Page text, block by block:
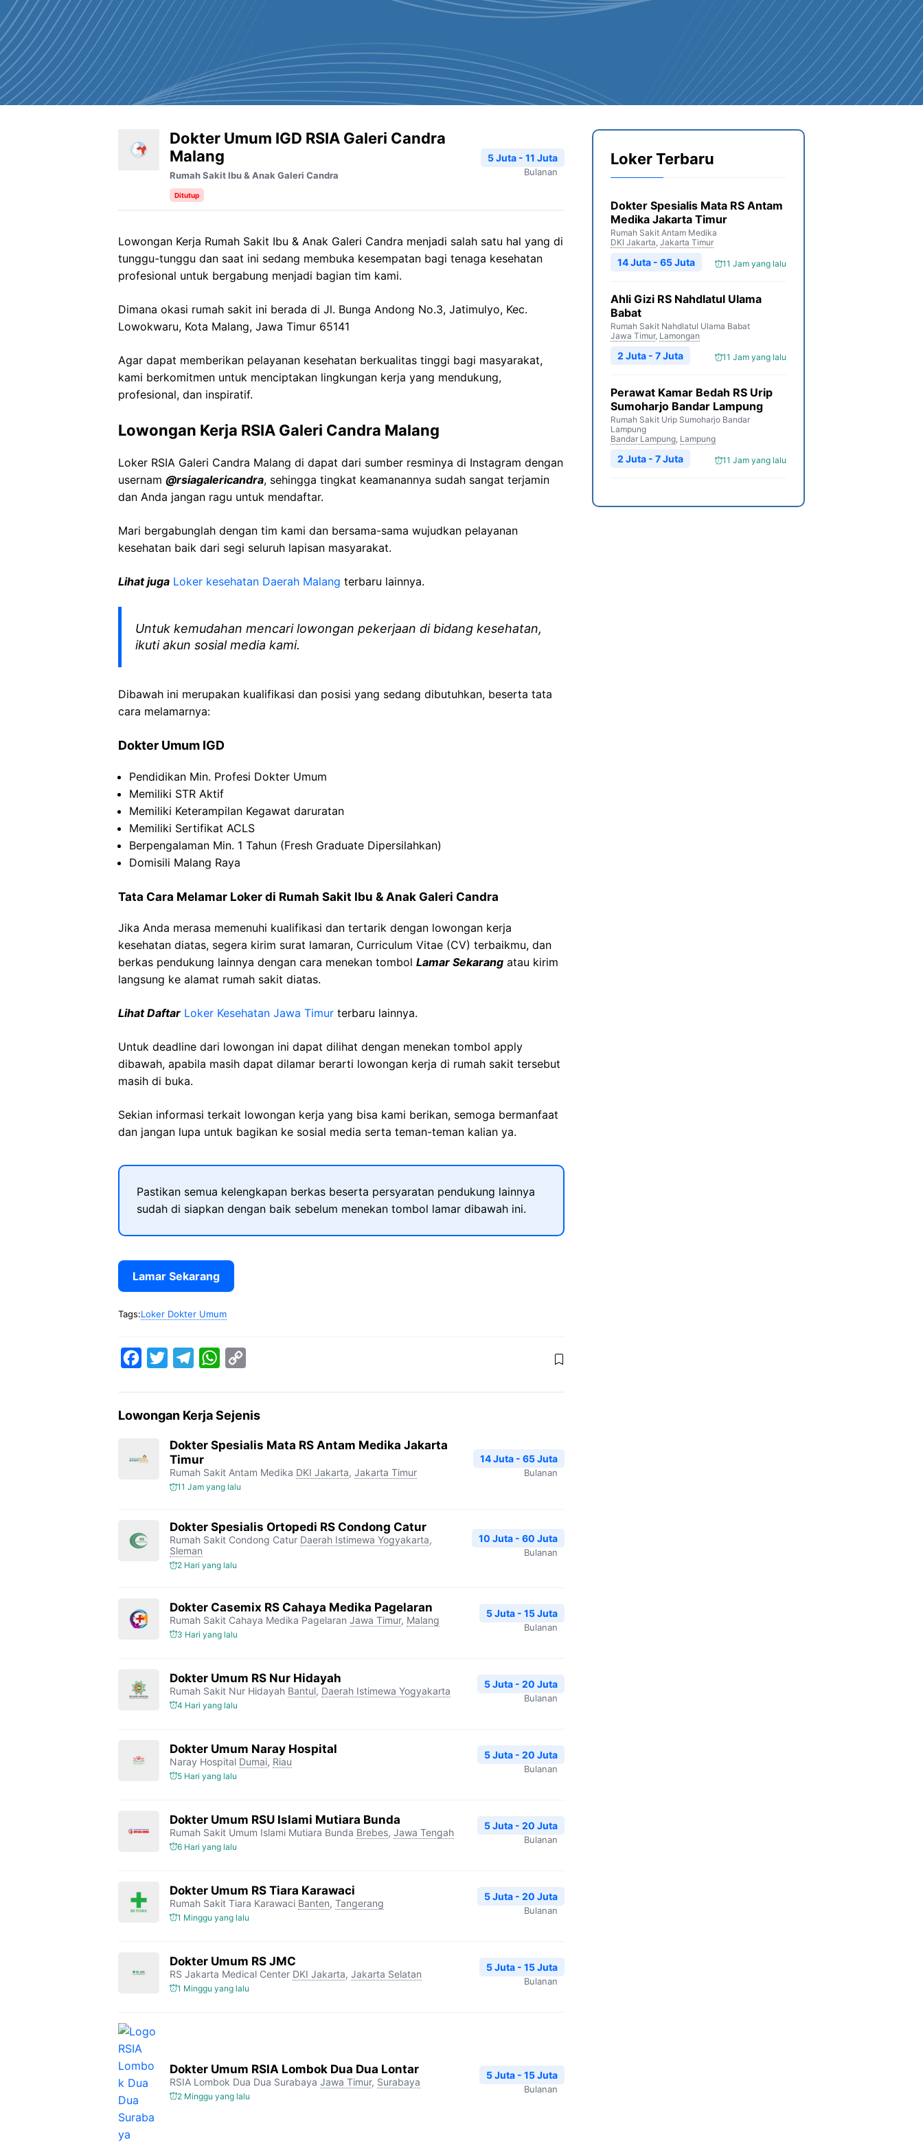
Dokter Umum IGD RSIA Galeri Candra
Malang
Rumah Sakit Ibu & Anak Galeri Candra
Ditutup
5 Juta - 11 Juta
Bulanan
Lowongan Kerja Rumah Sakit Ibu & Anak Galeri Candra menjadi salah satu hal yang di
tunggu-tunggu dan saat ini sedang membuka kesempatan bagi tenaga kesehatan
profesional untuk bergabung menjadi bagian tim kami.
Dimana okasi rumah sakit ini berada di Jl. Bunga Andong No.3, Jatimulyo, Kec.
Lowokwaru, Kota Malang, Jawa Timur 65141
Agar dapat memberikan pelayanan kesehatan berkualitas tinggi bagi masyarakat,
kami berkomitmen untuk menciptakan lingkungan kerja yang mendukung,
profesional, dan inspiratif.
Lowongan Kerja RSIA Galeri Candra Malang
Loker RSIA Galeri Candra Malang di dapat dari sumber resminya di Instagram dengan
usernam @rsiagalericandra, sehingga tingkat keamanannya sudah sangat terjamin
dan Anda jangan ragu untuk mendaftar.
Mari bergabunglah dengan tim kami dan bersama-sama wujudkan pelayanan
kesehatan baik dari segi seluruh lapisan masyarakat.
Lihat juga Loker kesehatan Daerah Malang terbaru lainnya.
Untuk kemudahan mencari lowongan pekerjaan di bidang kesehatan,
ikuti akun sosial media kami.
Dibawah ini merupakan kualifikasi dan posisi yang sedang dibutuhkan, beserta tata
cara melamarnya:
Dokter Umum IGD
Pendidikan Min. Profesi Dokter Umum
Memiliki STR Aktif
Memiliki Keterampilan Kegawat daruratan
Memiliki Sertifikat ACLS
Berpengalaman Min. 1 Tahun (Fresh Graduate Dipersilahkan)
Domisili Malang Raya
Tata Cara Melamar Loker di Rumah Sakit Ibu & Anak Galeri Candra
Jika Anda merasa memenuhi kualifikasi dan tertarik dengan lowongan kerja
kesehatan diatas, segera kirim surat lamaran, Curriculum Vitae (CV) terbaikmu, dan
berkas pendukung lainnya dengan cara menekan tombol Lamar Sekarang atau kirim
langsung ke alamat rumah sakit diatas.
Lihat Daftar Loker Kesehatan Jawa Timur terbaru lainnya.
Untuk deadline dari lowongan ini dapat dilihat dengan menekan tombol apply
dibawah, apabila masih dapat dilamar berarti lowongan kerja di rumah sakit tersebut
masih di buka.
Sekian informasi terkait lowongan kerja yang bisa kami berikan, semoga bermanfaat
dan jangan lupa untuk bagikan ke sosial media serta teman-teman kalian ya.
Pastikan semua kelengkapan berkas beserta persyaratan pendukung lainnya
sudah di siapkan dengan baik sebelum menekan tombol lamar dibawah ini.
Lamar Sekarang
Tags:Loker Dokter Umum
e
o
t
t
e
r
e
g
r
a
W
t
s
p
y
L
Lowongan Kerja Sejenis
Dokter Spesialis Mata RS Antam Medika Jakarta
Timur
Rumah Sakit Antam Medika DKI Jakarta, Jakarta Timur
11 Jam yang lalu
14 Juta - 65 Juta
Bulanan
Dokter Spesialis Ortopedi RS Condong Catur
Rumah Sakit Condong Catur Daerah Istimewa Yogyakarta,
Sleman
2 Hari yang lalu
10 Juta - 60 Juta
Bulanan
Dokter Casemix RS Cahaya Medika Pagelaran
Rumah Sakit Cahaya Medika Pagelaran Jawa Timur, Malang
3 Hari yang lalu
5 Juta - 15 Juta
Bulanan
Dokter Umum RS Nur Hidayah
Rumah Sakit Nur Hidayah Bantul, Daerah Istimewa Yogyakarta
4 Hari yang lalu
5 Juta - 20 Juta
Bulanan
Dokter Umum Naray Hospital
Naray Hospital Dumai, Riau
5 Hari yang lalu
5 Juta - 20 Juta
Bulanan
Dokter Umum RSU Islami Mutiara Bunda
Rumah Sakit Umum Islami Mutiara Bunda Brebes, Jawa Tengah
6 Hari yang lalu
5 Juta - 20 Juta
Bulanan
Dokter Umum RS Tiara Karawaci
Rumah Sakit Tiara Karawaci Banten, Tangerang
1 Minggu yang lalu
5 Juta - 20 Juta
Bulanan
Dokter Umum RS JMC
RS Jakarta Medical Center DKI Jakarta, Jakarta Selatan
1 Minggu yang lalu
5 Juta - 15 Juta
Bulanan
Dokter Umum RSIA Lombok Dua Dua Lontar
RSIA Lombok Dua Dua Surabaya Jawa Timur, Surabaya
2 Minggu yang lalu
5 Juta - 15 Juta
Bulanan
Loker Terbaru
Dokter Spesialis Mata RS Antam
Medika Jakarta Timur
Rumah Sakit Antam Medika
DKI Jakarta, Jakarta Timur
11 Jam yang lalu
14 Juta - 65 Juta
Ahli Gizi RS Nahdlatul Ulama
Babat
Rumah Sakit Nahdlatul Ulama Babat
Jawa Timur, Lamongan
11 Jam yang lalu
2 Juta - 7 Juta
Perawat Kamar Bedah RS Urip
Sumoharjo Bandar Lampung
Rumah Sakit Urip Sumoharjo Bandar
Lampung
Bandar Lampung, Lampung
11 Jam yang lalu
2 Juta - 7 Juta